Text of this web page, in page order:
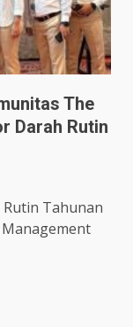
The
Darah Rutin
Tahunan